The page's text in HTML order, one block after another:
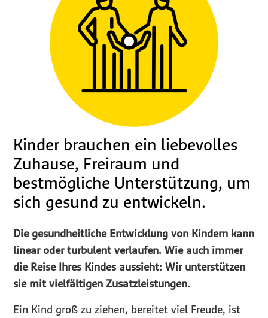
Kinder brauchen ein liebevolles
Zuhause, Freiraum und
bestmögliche Unterstützung, um
sich gesund zu entwickeln.
Die gesundheitliche Entwicklung von Kindern kann
linear oder turbulent verlaufen. Wie auch immer
die Reise Ihres Kindes aussieht: Wir unterstützen
sie mit vielfältigen Zusatzleistungen.
Ein Kind groß zu ziehen, bereitet viel Freude, ist